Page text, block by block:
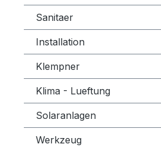
Sanitaer
Installation
Klempner
Klima - Lueftung
Solaranlagen
Werkzeug